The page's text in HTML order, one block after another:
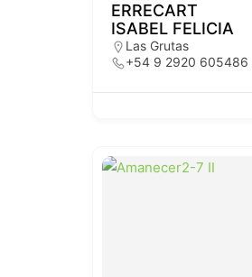
ERRECART
ISABEL FELICIA
Las Grutas
+54 9 2920 605486